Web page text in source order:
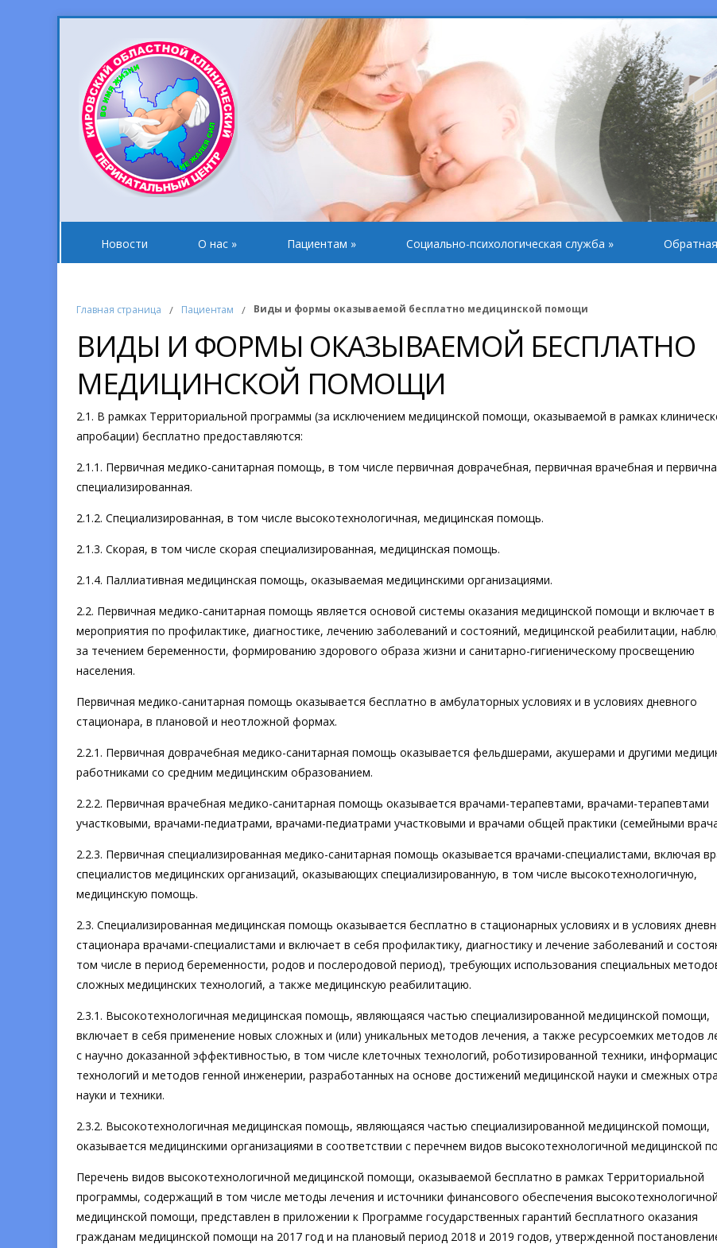
Новости О нас » Пациентам » Социально-психологическая служба »
Главная страница / Пациентам / Виды и формы оказываемой бесплатно медицинской помощи
ВИДЫ И ФОРМЫ ОКАЗЫВАЕМОЙ БЕСПЛАТНО
МЕДИЦИНСКОЙ ПОМОЩИ
2.1. В рамках Территориальной программы (за исключением медицинской помощи, оказываемой в рамках
апробации) бесплатно предоставляются:
2.1.1. Первичная медико-санитарная помощь, в том числе первичная доврачебная, первичная врачебная и
специализированная.
2.1.2. Специализированная, в том числе высокотехнологичная, медицинская помощь.
2.1.3. Скорая, в том числе скорая специализированная, медицинская помощь.
2.1.4. Паллиативная медицинская помощь, оказываемая медицинскими организациями.
2.2. Первичная медико-санитарная помощь является основой системы оказания медицинской помощи и включает в
мероприятия по профилактике, диагностике, лечению заболеваний и состояний, медицинской реабилитации,
за течением беременности, формированию здорового образа жизни и санитарно-гигиеническому просвещению
населения.
Первичная медико-санитарная помощь оказывается бесплатно в амбулаторных условиях и в условиях дневного
стационара, в плановой и неотложной формах.
2.2.1. Первичная доврачебная медико-санитарная помощь оказывается фельдшерами, акушерами и другими
работниками со средним медицинским образованием.
2.2.2. Первичная врачебная медико-санитарная помощь оказывается врачами-терапевтами, врачами-терапевтами
участковыми, врачами-педиатрами, врачами-педиатрами участковыми и врачами общей практики (семейными
2.2.3. Первичная специализированная медико-санитарная помощь оказывается врачами-специалистами, включая
специалистов медицинских организаций, оказывающих специализированную, в том числе высокотехнологичную,
медицинскую помощь.
2.3. Специализированная медицинская помощь оказывается бесплатно в стационарных условиях и в условиях
стационара врачами-специалистами и включает в себя профилактику, диагностику и лечение заболеваний и
том числе в период беременности, родов и послеродовой период), требующих использования специальных
сложных медицинских технологий, а также медицинскую реабилитацию.
2.3.1. Высокотехнологичная медицинская помощь, являющаяся частью специализированной медицинской помощи,
включает в себя применение новых сложных и (или) уникальных методов лечения, а также ресурсоемких методов
с научно доказанной эффективностью, в том числе клеточных технологий, роботизированной техники,
технологий и методов генной инженерии, разработанных на основе достижений медицинской науки и смежных
науки и техники.
2.3.2. Высокотехнологичная медицинская помощь, являющаяся частью специализированной медицинской помощи,
оказывается медицинскими организациями в соответствии с перечнем видов высокотехнологичной медицинской
Перечень видов высокотехнологичной медицинской помощи, оказываемой бесплатно в рамках Территориальной
программы, содержащий в том числе методы лечения и источники финансового обеспечения высокотехнологичной
медицинской помощи, представлен в приложении к Программе государственных гарантий бесплатного оказания
гражданам медицинской помощи на 2017 год и на плановый период 2018 и 2019 годов, утвержденной